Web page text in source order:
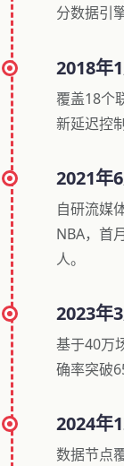
分数据引
2018年
覆盖18个
新延迟控
2021年
自研流媒
NBA，首
人。
2023年
基于40万
确率突破
2024年
数据节点